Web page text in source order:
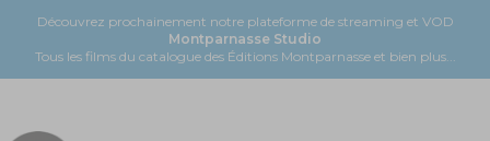
Découvrez prochainement notre plateforme de streaming et VOD
Montparnasse Studio
Tous les films du catalogue des Éditions Montparnasse et bien plus...